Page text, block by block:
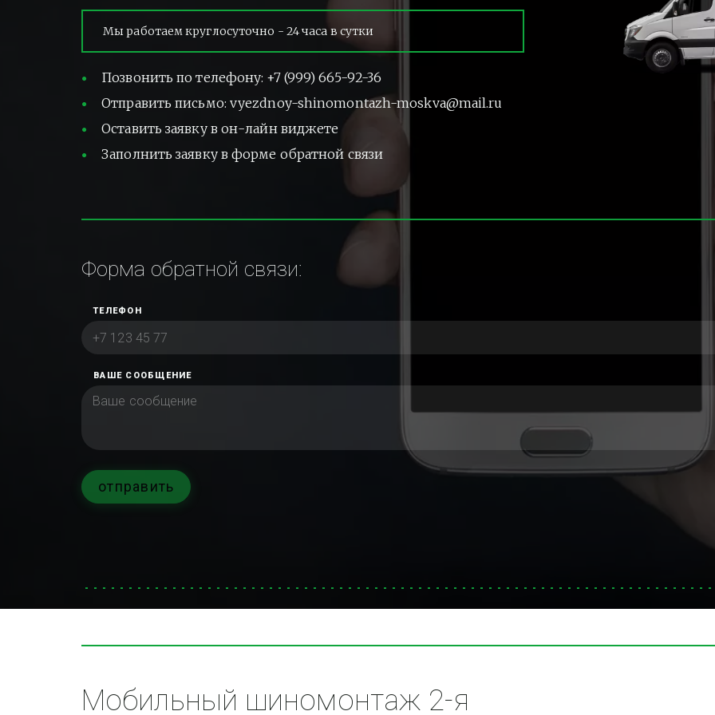
Мы работаем круглосуточно - 24 часа в сутки
Позвонить по телефону: +7 (999) 665-92-36
Отправить письмо: vyezdnoy-shinomontazh-moskva@mail.ru
Оставить заявку в он-лайн виджете
Заполнить заявку в форме обратной связи
Форма обратной связи:
ТЕЛЕФОН
ВАШЕ СООБЩЕНИЕ
отправить
Мобильный шиномонтаж 2-я